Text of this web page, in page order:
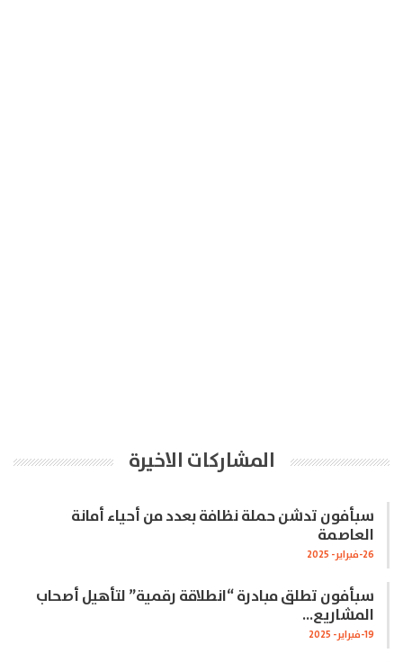
المشاركات الاخيرة
سبأفون تدشن حملة نظافة بعدد من أحياء أمانة
العاصمة
26-فبراير- 2025
سبأفون تطلق مبادرة “انطلاقة رقمية” لتأهيل أصحاب
المشاريع…
19-فبراير- 2025